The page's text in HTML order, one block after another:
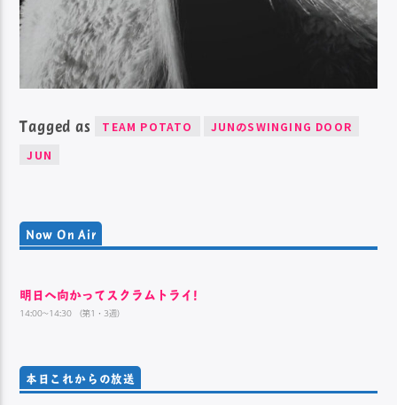
Tagged as TEAM POTATO
JUNのSWINGING DOOR
JUN
Now On Air
明日へ向かってスクラムトライ!
14:00~14:30 （第1・3週）
本日これからの放送